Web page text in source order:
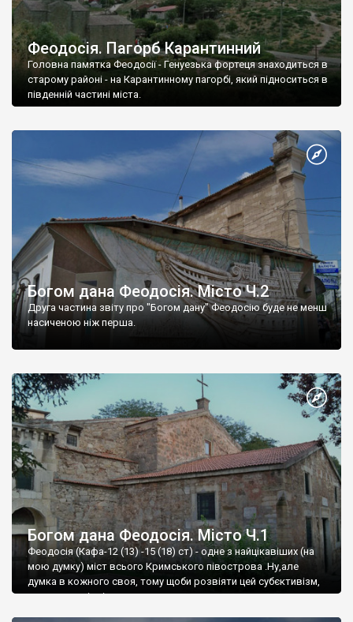
Феодосія. Пагорб Карантинний
Головна памятка Феодосії - Генуезька фортеця знаходиться в
старому районі - на Карантинному пагорбі, який підноситься в
південній частині міста.
Богом дана Феодосія. Місто Ч.2
Друга частина звіту про "Богом дану" Феодосію буде не менш
насиченою ніж перша.
Богом дана Феодосія. Місто Ч.1
Феодосія (Кафа-12 (13) -15 (18) ст) - одне з найцікавіших (на
мою думку) міст всього Кримського півострова .Ну,але
думка в кожного своя, тому щоби розвіяти цей субєктивізм,
запрошую відвідати це